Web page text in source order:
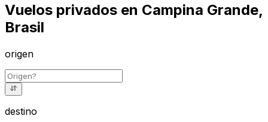
Vuelos privados en Campina Grande,
Brasil
origen
destino